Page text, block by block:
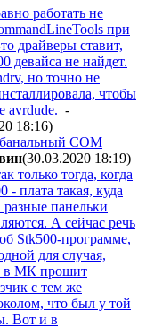
работать не
при
драйверы ставит,
девайса не найдет.
но точно не
чтобы
avrdude. -
18:16)
COM
(30.03.2020 18:19)
только тогда, когда
- плата такая, куда
панельки
А сейчас речь
Stk500-программе,
для случая,
в МК прошит
с тем же
что был у той
Вот и в